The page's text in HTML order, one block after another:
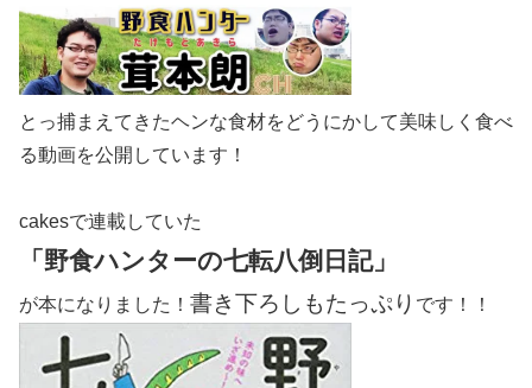
とっ捕まえてきたヘンな食材をどうにかして美味しく食べ
る動画を公開しています！
cakesで連載していた
「野食ハンターの七転八倒日記」
が本になりました！ 書き下ろしもたっぷり です！！